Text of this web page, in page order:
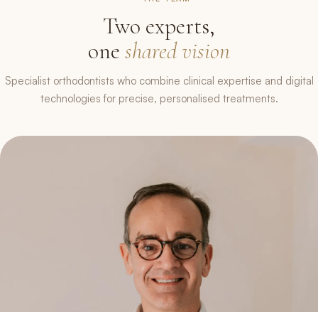
Two experts,
one shared vision
Specialist orthodontists who combine clinical expertise and digital
technologies for precise, personalised treatments.